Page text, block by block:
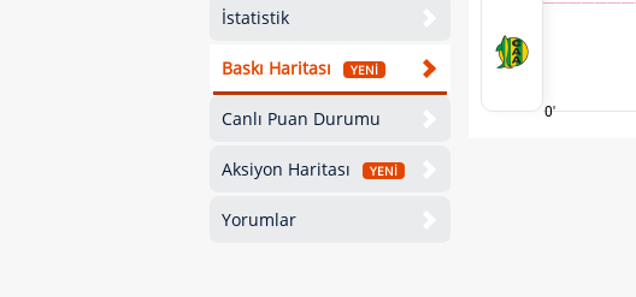
İstatistik
Baskı Haritası YENİ
Canlı Puan Durumu
Aksiyon Haritası YENİ
Yorumlar
0'